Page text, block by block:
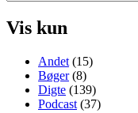
Vis kun
Andet (15)
Bøger(8)
Digte (139)
Podcast (37)